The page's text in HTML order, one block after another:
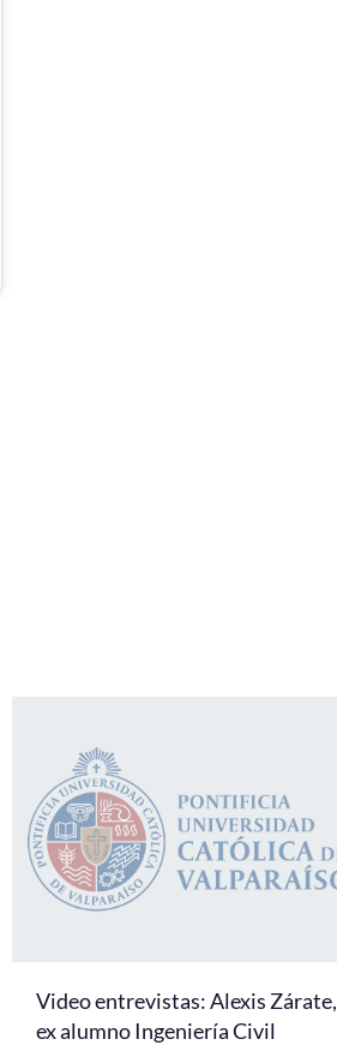
Video entrevistas: Alexis Zárate,
ex alumno Ingeniería Civil